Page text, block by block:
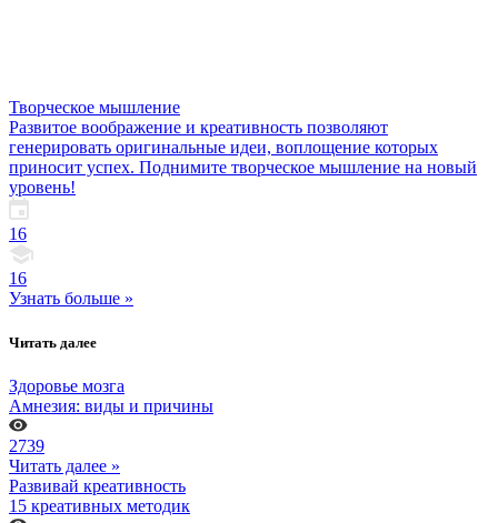
Творческое мышление
Развитое воображение и креативность позволяют
генерировать оригинальные идеи, воплощение которых
приносит успех. Поднимите творческое мышление на новый
уровень!
16
16
Узнать больше »
Читать далее
Здоровье мозга
Амнезия: виды и причины
2739
Читать далее »
Развивай креативность
15 креативных методик